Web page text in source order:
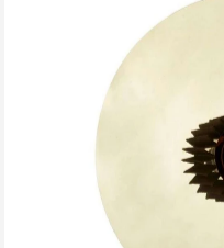
afbeeldingen-